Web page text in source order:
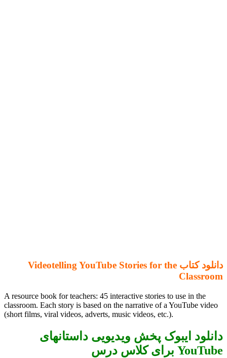
دانلود کتاب Videotelling YouTube Stories for the
Classroom
A resource book for teachers: 45 interactive stories to use in the
classroom. Each story is based on the narrative of a YouTube video
(short films, viral videos, adverts, music videos, etc.).
دانلود ایبوک پخش ویدیویی داستانهای
YouTube برای کلاس درس